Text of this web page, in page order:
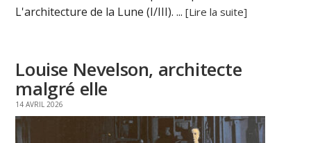
L'architecture de la Lune (I/III). ...[Lire la suite]
Louise Nevelson, architecte
malgré elle
14 AVRIL 2026